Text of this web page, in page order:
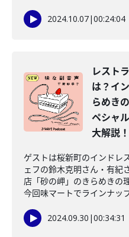
2024.10.07|00:24:04
レスト
は？イ
らめき
ペシャ
大解説！
ゲストは桜新町のインドレ
ェフの鈴木克明さん・有紀
店「砂の岬」のきらめきの
今回味マートでラインナッ
2024.09.30 |00:34:31